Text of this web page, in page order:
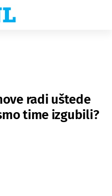
radi uštede
time izgubili?